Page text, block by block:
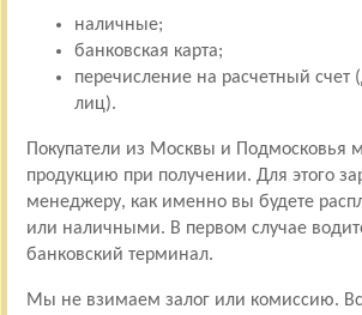
наличные;
банковская карта;
перечисление на расчетный счет
лиц).
Покупатели из Москвы и Подмосковья
продукцию при получении. Для этого
менеджеру, как именно вы будете
или наличными. В первом случае
банковский терминал.
Мы не взимаем залог или комиссию.